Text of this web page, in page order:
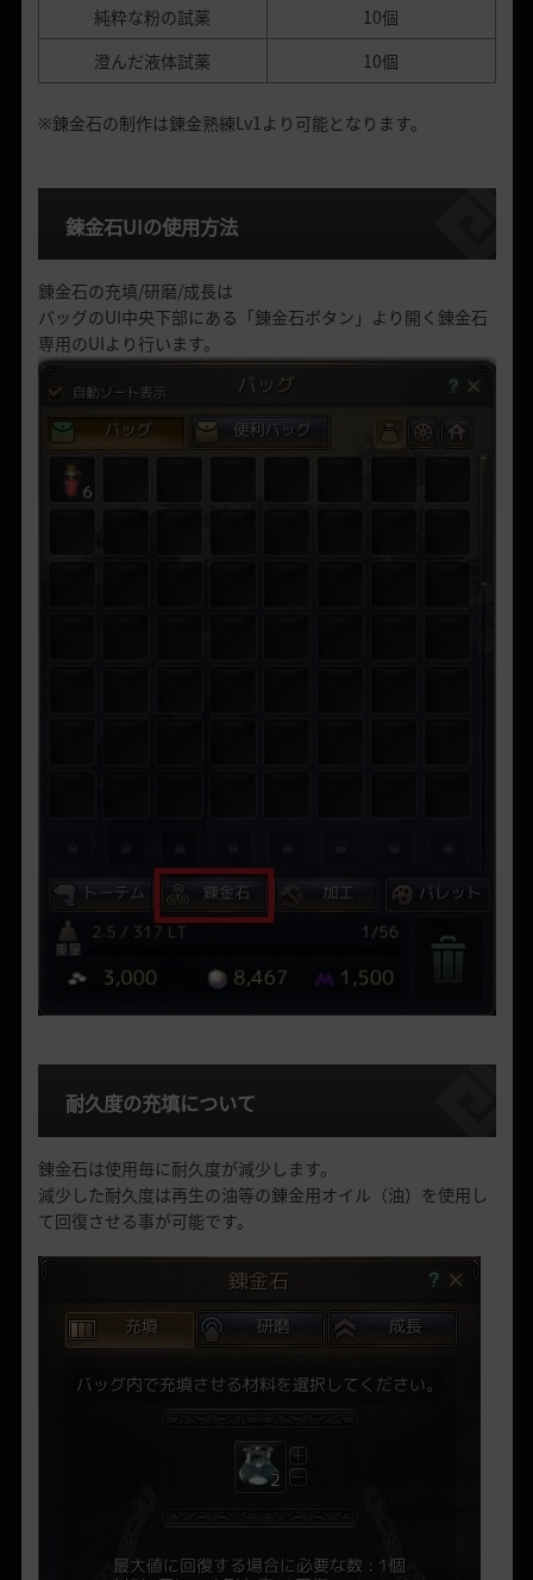
純粋な粉の試薬
10個
澄んだ液体試薬
10個
※錬金石の制作は錬金熟練Lv1より可能となります。
錬金石UIの使用方法
錬金石の充填/研磨/成長は
バッグのUI中央下部にある「錬金石ボタン」より開く錬金石
専用のUIより行います。
耐久度の充填について
錬金石は使用毎に耐久度が減少します。
減少した耐久度は再生の油等の錬金用オイル（油）を使用し
て回復させる事が可能です。